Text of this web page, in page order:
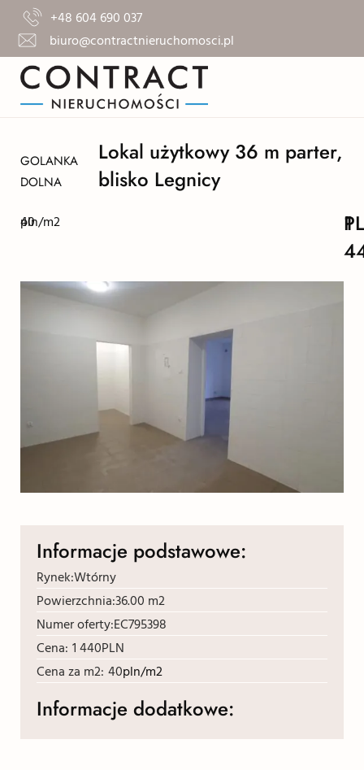
+48 604 690 037
biuro@contractnieruchomosci.pl
GOLANKA
DOLNA
Lokal użytkowy 36 m parter,
blisko Legnicy
40
pln/m2
1
Informacje podstawowe:
Rynek:Wtórny
Powierzchnia:36.00 m2
Numer oferty:EC795398
Cena: 1 440PLN
Cena za m2: 40pln/m2
Informacje dodatkowe: